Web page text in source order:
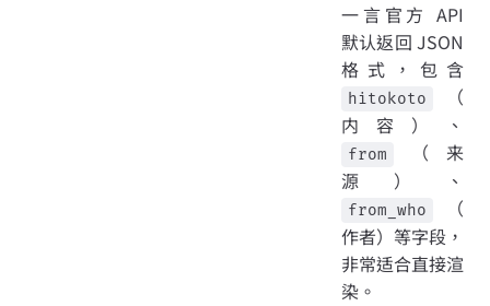
一言官方 API
默认返回 JSON
格式，包含
hitokoto
（
内容）、
from
（来
源）、
from_who
（
作者）等字段，
非常适合直接渲
染。